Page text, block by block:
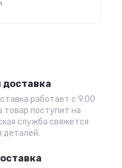
доставка
работает с 9.00
товар поступит на
служба свяжется
деталей.